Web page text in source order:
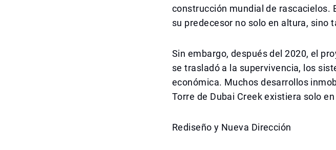
construcción mundial de rascacielos.
su predecesor no solo en altura, sino
Sin embargo, después del 2020, el
se trasladó a la supervivencia, los
económica. Muchos desarrollos
Torre de Dubai Creek existiera solo
Rediseño y Nueva Dirección